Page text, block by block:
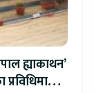
ह्याकाथन’